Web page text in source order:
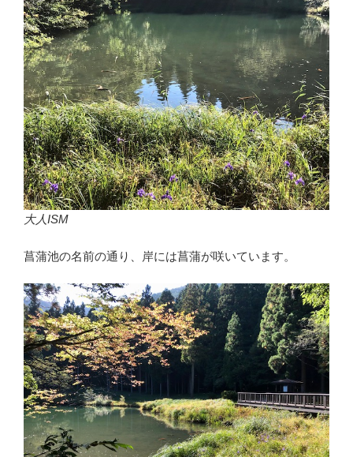
大人ISM
菖蒲池の名前の通り、岸には菖蒲が咲いています。